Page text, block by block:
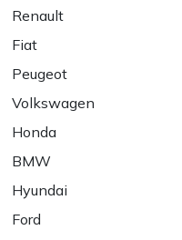
Renault
Fiat
Peugeot
Volkswagen
Honda
BMW
Hyundai
Ford